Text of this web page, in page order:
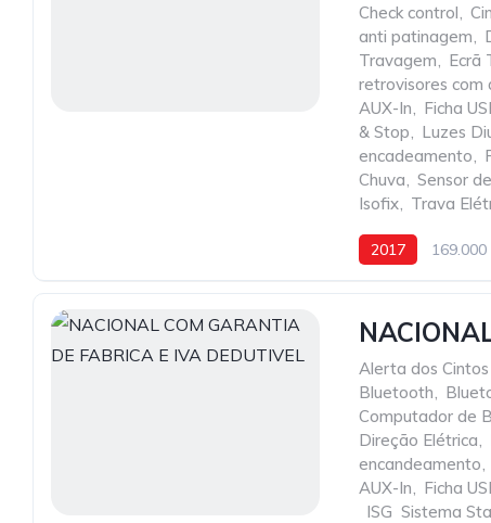
Check control,
anti patinagem,
Travagem, Ecrã
retrovisores com
AUX-In, Ficha
& Stop, Luzes
encadeamento,
Chuva, Sensor
Isofix, Trava
2017 169.000
Alerta dos
Bluetooth,
Computador de
Direção Elétrica,
encandeamento,
AUX-In, Ficha
ISG  Sistema